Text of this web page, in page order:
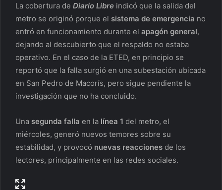
La cobertura de Diario Libre indicó que la salida del
metro se originó porque el sistema de emergencia no
entró en funcionamiento durante el apagón general,
dejando al descubierto que el respaldo no estaba
operativo. En el caso de la ETED, en principio se
reportó que la falla surgió en una subestación ubicada
en San Pedro de Macorís, pero sigue pendiente la
investigación que no ha concluido.
Una segunda falla en la línea 1 del metro, el
miércoles, generó nuevos temores sobre su
estabilidad, y provocó nuevas reacciones de los
lectores, principalmente en las redes sociales.